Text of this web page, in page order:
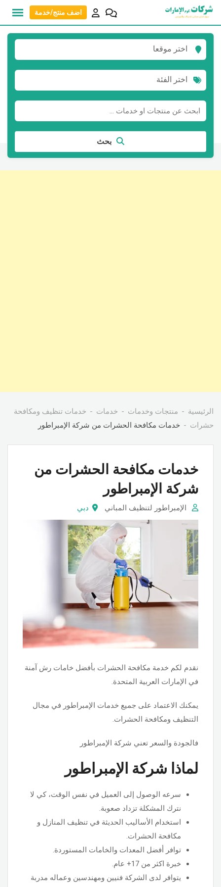
انتقل
المحتوى
اضف منتج/خدمة
اختر موقعا
اختر الفئة
بحث
الرئيسية منتجات وخدمات خدمات
خدمات تنظيف ومكافحة
حشرات
خدمات مكافحة الحشرات من شركة الإمبراطور
خدمات مكافحة الحشرات من
شركة الإمبراطور
الإمبراطور لتنظيف المباني دبي
نقدم لكم خدمة مكافحة الحشرات بأفضل خامات رش آمنة
في الإمارات العربية المتحدة.
يمكنك الاعتماد على جميع خدمات الإمبراطور في مجال
التنظيف ومكافحة الحشرات.
فالجودة والسعر تعني شركة الإمبراطور
لماذا شركة الإمبراطور
سرعه الوصول إلى العميل في نفس الوقت، كي لا
نترك المشكلة تزداد صعوبة.
استخدام الأساليب الحديثة في تنظيف المنازل و
مكافحة الحشرات.
توافر أفضل المعدات والخامات المستوردة.
خبرة اكثر من 17+ عام.
يتوافر لدى الشركة فنيين ومهندسين وعماله مدربة